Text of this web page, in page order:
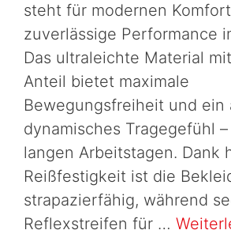
steht für modernen
zuverlässige Performance
Das ultraleichte Material
Anteil bietet maximale
Bewegungsfreiheit und ein
dynamisches Tragegefühl
langen Arbeitstagen. Dank
Reißfestigkeit ist die
strapazierfähig, während
Reflexstreifen für …